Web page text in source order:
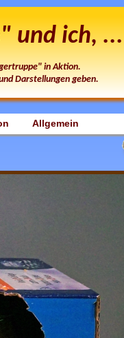
und ich, ...
in Aktion.
Darstellungen geben.
Allgemein